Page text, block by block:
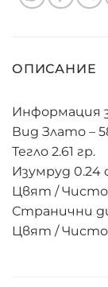
ОПИСАНИЕ
Информация
Вид Злато –
Тегло 2.61 гр.
Изумруд 0.24
Цвят /
Странични
Цвят /